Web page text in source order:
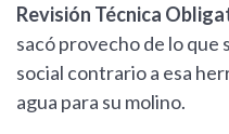
Revisión Técnica
sacó provecho de lo que
social contrario a esa
agua para su molino.